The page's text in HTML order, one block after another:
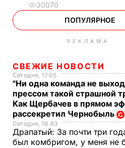
30070
ПОПУЛЯРНОЕ
РЕКЛАМА
СВЕЖИЕ НОВОСТИ
Сегодня, 17.05
"Ни одна команда не
прессом такой страшной
Как Щербачев в прямом
рассекретил Чернобыль
Сегодня, 16.43
Драпатый: За почти три
был комбригом, у меня не